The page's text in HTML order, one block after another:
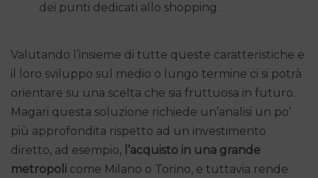
dei punti dedicati allo shopping.
Valutando l’insieme di tutte queste caratteristiche e
il loro sviluppo sul medio o lungo termine ci si potrà
orientare su una scelta che sia fruttuosa in futuro.
Magari questa soluzione richiede un’analisi un po’
più approfondita rispetto ad un investimento
diretto, ad esempio, l’acquisto in una grande
metropoli come Milano o Torino, e tuttavia rende